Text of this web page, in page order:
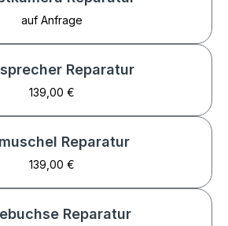
auf Anfrage
Reparatur
139,00 €
Reparatur
139,00 €
Reparatur